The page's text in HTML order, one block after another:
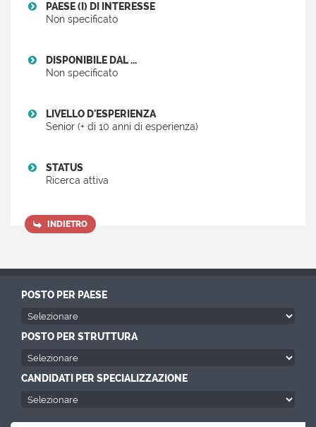
PAESE (I) DI INTERESSE
Non specificato
DISPONIBILE DAL ...
Non specificato
LIVELLO D'ESPERIENZA
Senior (+ di 10 anni di esperienza)
STATUS
Ricerca attiva
INDIETRO
POSTO PER PAESE
POSTO PER STRUTTURA
CANDIDATI PER SPECIALIZZAZIONE